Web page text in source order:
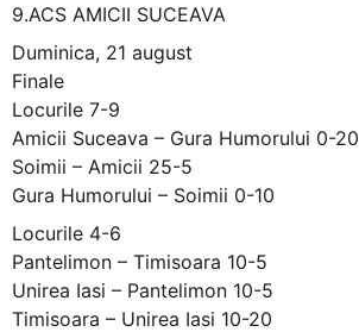
9.ACS AMICII SUCEAVA
Duminica, 21 august
Finale
Locurile 7-9
Amicii Suceava – Gura Humorului 0-20
Soimii – Amicii 25-5
Gura Humorului – Soimii 0-10
Locurile 4-6
Pantelimon – Timisoara 10-5
Unirea Iasi – Pantelimon 10-5
Timisoara – Unirea Iasi 10-20